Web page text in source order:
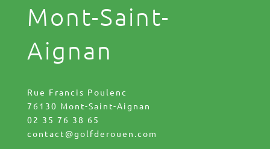
Mont-Saint-
Aignan
Rue Francis Poulenc
76130 Mont-Saint-Aignan
02 35 76 38 65
contact@golfderouen.com